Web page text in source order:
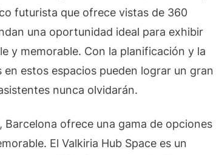
futurista que ofrece vistas de 360
una oportunidad ideal para exhibir
y memorable. Con la planificación y la
estos espacios pueden lograr un gran
nunca olvidarán.
ofrece una gama de opciones
El Valkiria Hub Space es un